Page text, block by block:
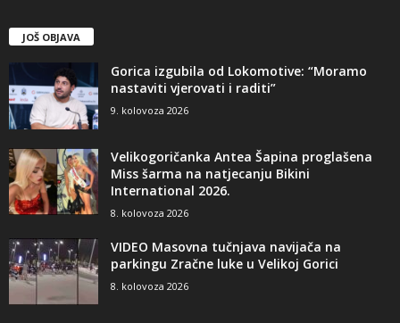
JOŠ OBJAVA
Gorica izgubila od Lokomotive: “Moramo
nastaviti vjerovati i raditi”
9. kolovoza 2026
Velikogoričanka Antea Šapina proglašena
Miss šarma na natjecanju Bikini
International 2026.
8. kolovoza 2026
VIDEO Masovna tučnjava navijača na
parkingu Zračne luke u Velikoj Gorici
8. kolovoza 2026